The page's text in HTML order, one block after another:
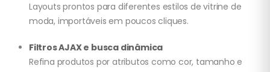
Layouts prontos para diferentes estilos de vitrine de
moda, importáveis em poucos cliques.
Filtros AJAX e busca dinâmica
Refina produtos por atributos como cor, tamanho e